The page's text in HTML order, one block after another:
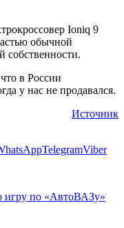
Ioniq 9
обычной
собственности.
в России
у нас не продавался.
Источник
TelegramViber
игру по «АвтоВАЗу»